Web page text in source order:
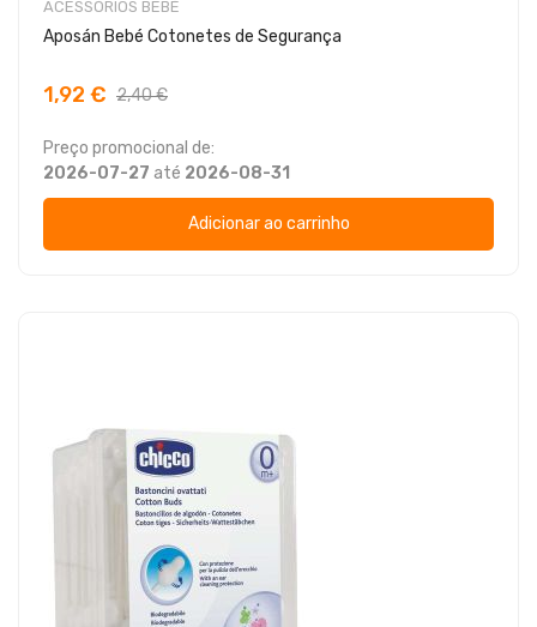
ACESSÓRIOS BEBÉ
Aposán Bebé Cotonetes de Segurança
1,92 € 2,40 €
Preço promocional de:
2026-07-27 até 2026-08-31
Adicionar ao carrinho